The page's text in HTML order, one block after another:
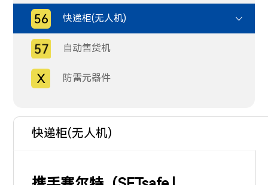
快递柜(无人机)
自动售货机
防雷元器件
快递柜(无人机)